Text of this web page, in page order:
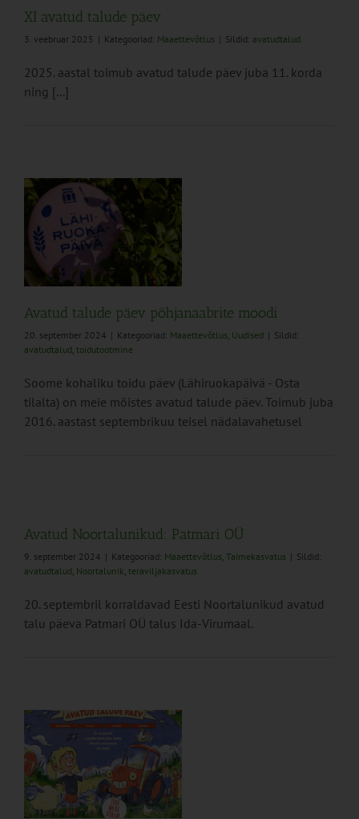
XI avatud talude päev
3. veebruar 2025 | Kategooriad: Maaettevõtlus | Sildid: avatudtalud
2025. aastal toimub avatud talude päev juba 11. korda
ning [...]
Avatud talude päev põhjanaabrite moodi
20. september 2024 | Kategooriad: Maaettevõtlus, Uudised | Sildid:
avatudtalud, toidutootmine
Soome kohaliku toidu päev (Lähiruokapäivä - Osta
tilalta) on meie mõistes avatud talude päev. Toimub juba
2016. aastast septembrikuu teisel nädalavahetusel
Avatud Noortalunikud: Patmari OÜ
9. september 2024 | Kategooriad: Maaettevõtlus, Taimekasvatus | Sildid:
avatudtalud, Noortalunik, teraviljakasvatus
20. septembril korraldavad Eesti Noortalunikud avatud
talu päeva Patmari OÜ talus Ida-Virumaal.